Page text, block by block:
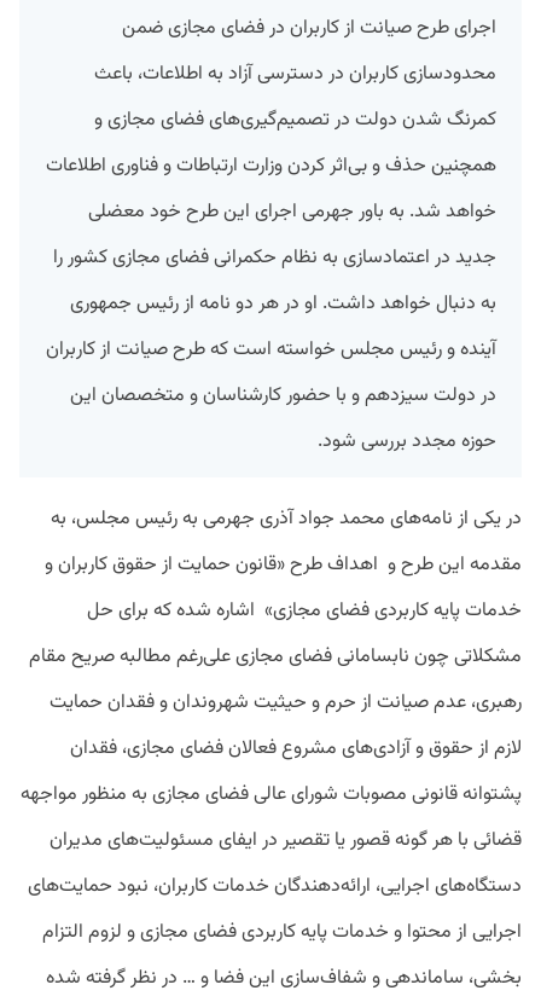
اجرای طرح صیانت از کاربران در فضای مجازی ضمن
محدودسازی کاربران در دسترسی آزاد به اطلاعات، باعث
کمرنگ شدن دولت در تصمیم‌گیری‌های فضای مجازی و
همچنین حذف و بی‌اثر کردن وزارت ارتباطات و فناوری اطلاعات
خواهد شد. به باور جهرمی اجرای این طرح خود معضلی
جدید در اعتماد‌سازی به نظام حکمرانی فضای مجازی کشور را
به دنبال خواهد داشت. او در هر دو نامه از رئیس جمهوری
آینده و رئیس مجلس خواسته است که طرح صیانت از کاربران
در دولت سیزدهم و با حضور کارشناسان و متخصصان این
حوزه مجدد بررسی شود.
در یکی از نامه‌های محمد جواد آذری جهرمی به رئیس مجلس، به
مقدمه این طرح و اهداف طرح «قانون حمایت از حقوق کاربران و
خدمات پایه کاربردی فضای مجازی» اشاره شده که برای حل
مشکلاتی چون نابسامانی فضای مجازی علی‌رغم مطالبه صریح مقام
رهبری، عدم صیانت از حرم و حیثیت شهروندان و فقدان حمایت
لازم از حقوق و آزادی‌های مشروع فعالان فضای مجازی، فقدان
پشتوانه قانونی مصوبات شورای عالی فضای مجازی به منظور مواجهه
قضائی با هر گونه قصور یا تقصیر در ایفای مسئولیت‌های مدیران
دستگاه‌های اجرایی، ارائه‌دهندگان خدمات کاربران، نبود حمایت‌های
اجرایی از محتوا و خدمات پایه کاربردی فضای مجازی و لزوم التزام
بخشی، ساماندهی و شفاف‌سازی این فضا و … در نظر گرفته شده